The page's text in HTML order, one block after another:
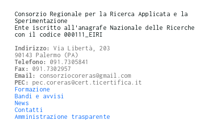
Consorzio Regionale per la Ricerca Applicata e la
Sperimentazione
Ente iscritto all'anagrafe Nazionale delle Ricerche
con il codice 000111_EIRI
Indirizzo: Via Libertà, 203
90143 Palermo (PA)
Telefono: 091.7305841
Fax: 091.7302957
Email:
consorziocoreras@gmail.com
PEC:
pec.coreras@cert.ticertifica.it
Formazione
Bandi e avvisi
News
Contatti
Amministrazione trasparente